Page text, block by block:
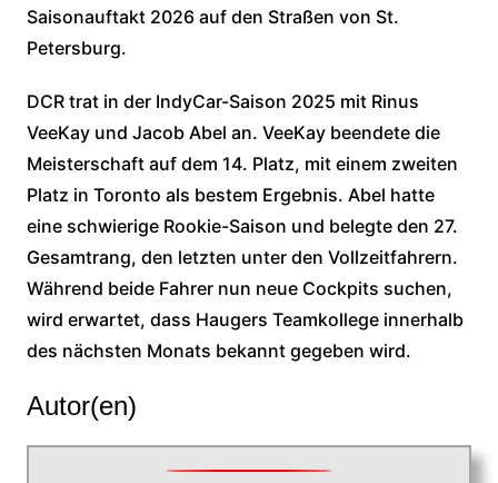
Saisonauftakt 2026 auf den Straßen von St.
Petersburg.
DCR trat in der IndyCar-Saison 2025 mit Rinus
VeeKay und Jacob Abel an. VeeKay beendete die
Meisterschaft auf dem 14. Platz, mit einem zweiten
Platz in Toronto als bestem Ergebnis. Abel hatte
eine schwierige Rookie-Saison und belegte den 27.
Gesamtrang, den letzten unter den Vollzeitfahrern.
Während beide Fahrer nun neue Cockpits suchen,
wird erwartet, dass Haugers Teamkollege innerhalb
des nächsten Monats bekannt gegeben wird.
Autor(en)